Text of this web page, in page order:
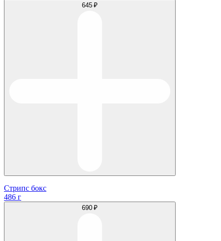
645 ₽
Стрипс бокс
486 г
690 ₽